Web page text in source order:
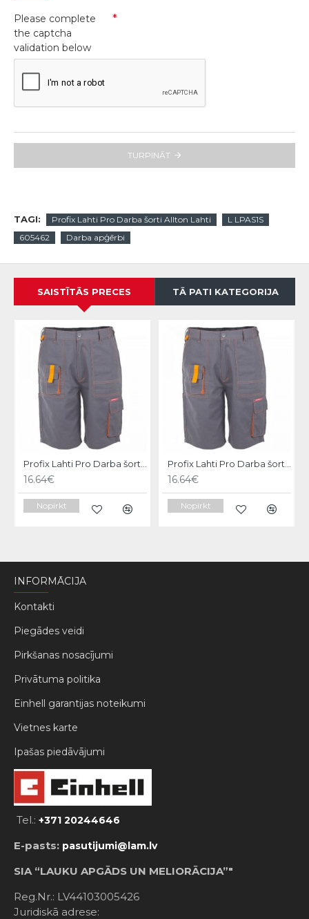
Please complete
the captcha
validation below
TURPINĀT
TAGI: Profix Lahti Pro Darba šorti Allton Lahti
L LPAS1S
605462
Darba apģērbi
SAISTĪTĀS PRECES TĀ PATI KATEGORIJA
Profix Lahti Pro Darba šorti Allton Lahti, 2XL LPAS12XL
16.64€
Nopirkt
Profix Lahti Pro Darba šorti Allton Lahti, 3XL LPAS13XL
16.64€
Nopirkt
INFORMĀCIJA
Kontakti
Piegādes veidi
Pirkšanas nosacījumi
Privātuma politika
Einhell garantijas noteikumi
Vietnes karte
Ipašas piedāvājumi
Tel.: +371 20244646
E-pasts: pasutijumi@lam.lv
SIA “LAUKU APGĀDS UN MELIORĀCIJA”"
Reg.Nr.: LV44103005426
Juridiskā adrese: